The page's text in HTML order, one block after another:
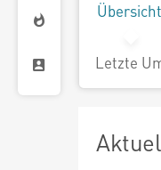
Übersicht
Letzte